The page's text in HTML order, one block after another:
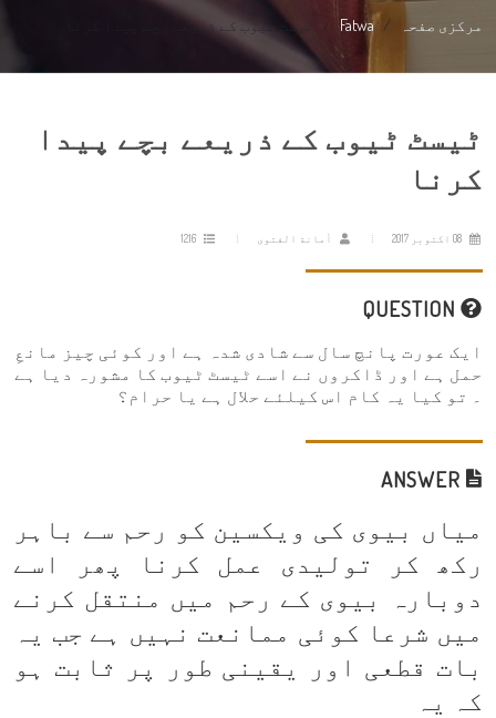
مرکزی صفحہ Fatwa ٹیسٹ ٹیوب کے ذریعے بچے پیدا کرنا
ٹیسٹ ٹیوب کے ذریعے بچے پیدا
کرنا
أمانة الفتوى 1216
ایک عورت پانچ سال سے شادی شدہ ہے اور کوئی چیز مانعِ
حمل ہے اور ڈاکروں نے اسے ٹیسٹ ٹیوب کا مشورہ دیا ہے
۔ تو کیا یہ کام اس کیلئے حلال ہے یا حرام؟
میاں بیوی کی ویکسین کو رحم سے باہر
رکھ کر تولیدی عمل کرنا پھر اسے
دوبارہ بیوی کے رحم میں منتقل کرنے
میں شرعا کوئی ممانعت نہیں ہے جب یہ
بات قطعی اور یقینی طور پر ثابت ہو
کہ یہ